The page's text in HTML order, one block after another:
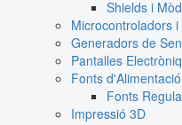
Shields i
Microcontroladors
Generadors de
Pantalles
Fonts d'Alimentació
Fonts
Impressió 3D